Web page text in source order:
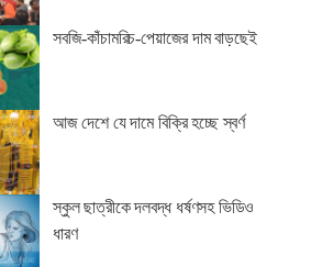
সবজি-কাঁচামরিচ-পেয়াজের দাম বাড়ছেই
আজ দেশে যে দামে বিক্রি হচ্ছে স্বর্ণ
স্কুল ছাত্রীকে দলবদ্ধ ধর্ষণসহ ভিডিও
ধারণ